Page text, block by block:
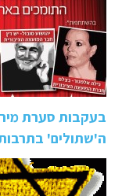
בעקבות סערת
ה'שתולים'